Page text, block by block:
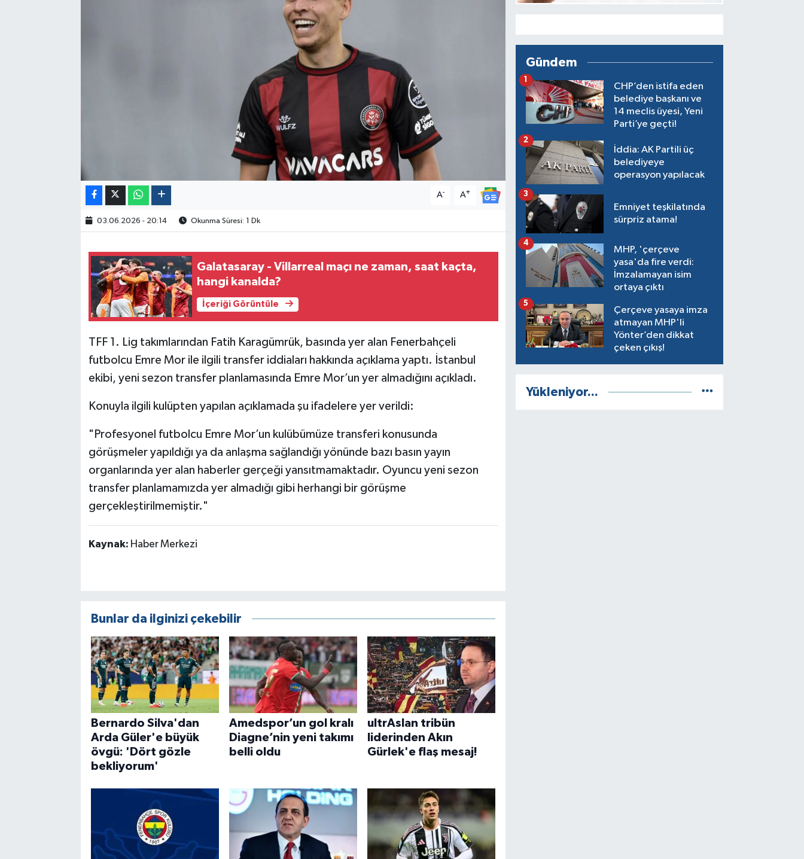
A- A+
03.06.2026 - 20:14 Okunma Süresi: 1 Dk
Galatasaray - Villarreal maçı ne zaman, saat kaçta,
hangi kanalda?
İçeriği Görüntüle
TFF 1. Lig takımlarından Fatih Karagümrük, basında yer alan Fenerbahçeli
futbolcu Emre Mor ile ilgili transfer iddiaları hakkında açıklama yaptı. İstanbul
ekibi, yeni sezon transfer planlamasında Emre Mor’un yer almadığını açıkladı.
Konuyla ilgili kulüpten yapılan açıklamada şu ifadelere yer verildi:
"Profesyonel futbolcu Emre Mor’un kulübümüze transferi konusunda
görüşmeler yapıldığı ya da anlaşma sağlandığı yönünde bazı basın yayın
organlarında yer alan haberler gerçeği yansıtmamaktadır. Oyuncu yeni sezon
transfer planlamamızda yer almadığı gibi herhangi bir görüşme
gerçekleştirilmemiştir."
Kaynak: Haber Merkezi
Bunlar da ilginizi çekebilir
Bernardo Silva'dan
Arda Güler'e büyük
övgü: 'Dört gözle
bekliyorum'
Amedspor’un gol kralı
Diagne’nin yeni takımı
belli oldu
ultrAslan tribün
liderinden Akın
Gürlek'e flaş mesaj!
Gündem
CHP’den istifa eden
belediye başkanı ve
14 meclis üyesi, Yeni
Parti’ye geçti!
1
İddia: AK Partili üç
belediyeye
operasyon yapılacak
2
Emniyet teşkilatında
sürpriz atama!
3
MHP, 'çerçeve
yasa'da fire verdi:
İmzalamayan isim
ortaya çıktı
4
Çerçeve yasaya imza
atmayan MHP'li
Yönter’den dikkat
çeken çıkış!
5
Yükleniyor...
2024 Seçim Sonuçları